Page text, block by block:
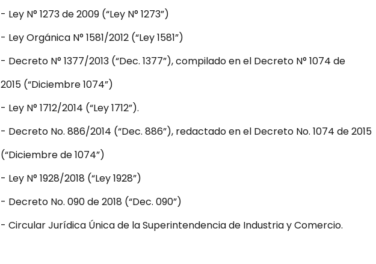
- Ley N° 1273 de 2009 (“Ley N° 1273”)
- Ley Orgánica N° 1581/2012 (“Ley 1581”)
- Decreto N° 1377/2013 (“Dec. 1377”), compilado en el Decreto N° 1074 de
2015 (“Diciembre 1074”)
- Ley N° 1712/2014 (“Ley 1712”).
- Decreto No. 886/2014 (“Dec. 886”), redactado en el Decreto No. 1074 de 2015
(“Diciembre de 1074”)
- Ley N° 1928/2018 (“Ley 1928”)
- Decreto No. 090 de 2018 (“Dec. 090”)
- Circular Jurídica Única de la Superintendencia de Industria y Comercio.